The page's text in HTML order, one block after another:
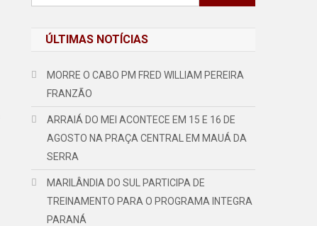
por:
ÚLTIMAS NOTÍCIAS
MORRE O CABO PM FRED WILLIAM PEREIRA
FRANZÃO
ARRAIÁ DO MEI ACONTECE EM 15 E 16 DE
AGOSTO NA PRAÇA CENTRAL EM MAUÁ DA
SERRA
MARILÂNDIA DO SUL PARTICIPA DE
TREINAMENTO PARA O PROGRAMA INTEGRA
PARANÁ